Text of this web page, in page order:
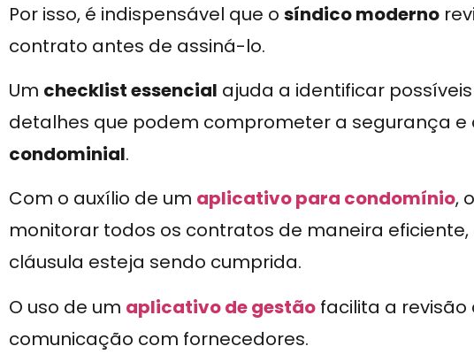
Por isso, é indispensável que o síndico moderno
contrato antes de assiná-lo.
Um checklist essencial ajuda a identificar
detalhes que podem comprometer a segurança e
condominial.
Com o auxílio de um aplicativo para condomínio,
monitorar todos os contratos de maneira
cláusula esteja sendo cumprida.
O uso de um aplicativo de gestão facilita a
comunicação com fornecedores.